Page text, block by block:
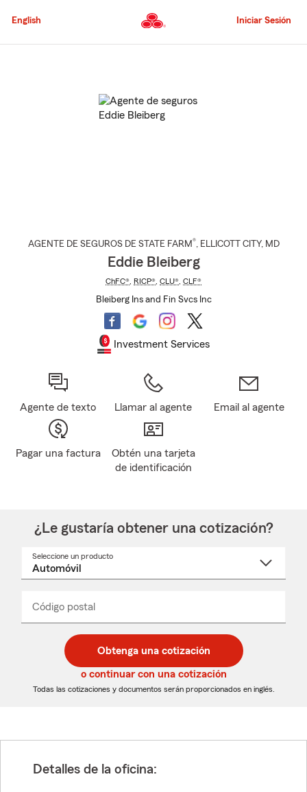
al
principal
English Iniciar Sesión
AGENTE DE SEGUROS DE STATE FARM®, ELLICOTT CITY, MD
Eddie Bleiberg
ChFC® RICP® CLU® CLF®
Bleiberg Ins and Fin Svcs Inc
Investment Services
Agente de texto Llamar al agente Email al agente
Pagar una factura
Obtén una tarjeta
de identificación
¿Le gustaría obtener una cotización?
Seleccione un producto
desplegable
Código postal
de
5
dígitos
de
5
dígitos
_____
Obtenga una cotización
o continuar con una cotización
Todas las cotizaciones y documentos serán proporcionados en inglés.
Detalles de la oficina: